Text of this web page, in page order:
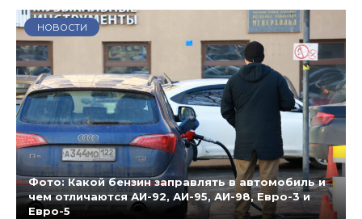
НОВОСТИ
Фото: Какой бензин заправлять в автомобиль и
чем отличаются АИ-92, АИ-95, АИ-98, Евро-3 и
Евро-5